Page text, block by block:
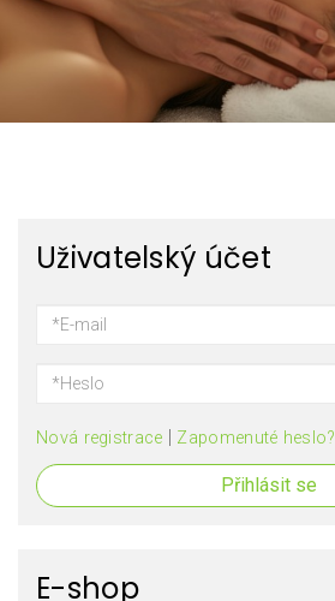
Uživatelský účet
Nová registrace | Zapomenuté heslo?
Přihlásit se
E-shop